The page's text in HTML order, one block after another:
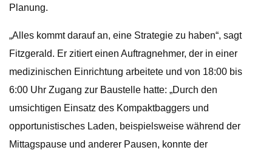
Planung.
„Alles kommt darauf an, eine Strategie zu haben“, sagt
Fitzgerald. Er zitiert einen Auftragnehmer, der in einer
medizinischen Einrichtung arbeitete und von 18:00 bis
6:00 Uhr Zugang zur Baustelle hatte: „Durch den
umsichtigen Einsatz des Kompaktbaggers und
opportunistisches Laden, beispielsweise während der
Mittagspause und anderer Pausen, konnte der